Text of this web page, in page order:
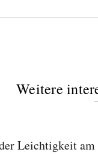
Weitere
Leichtigkeit